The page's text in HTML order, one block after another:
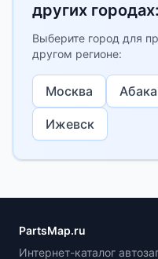
других городах:
Выберите город для
другом регионе:
Москва
Ижевск
PartsMap.ru
Интернет-каталог